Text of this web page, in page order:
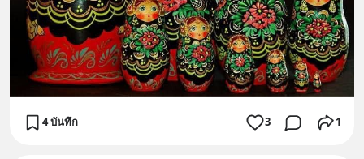
4 บันทึก 3 1